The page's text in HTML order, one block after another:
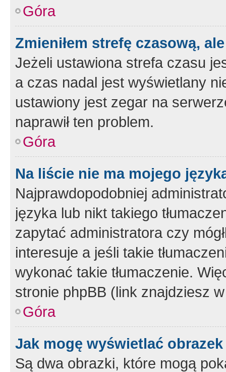
Góra
Zmieniłem strefę czasową,
Jeżeli ustawiona strefa czasu
a czas nadal jest wyświetlany
ustawiony jest zegar na
naprawił ten problem.
Góra
Na liście nie ma mojego
Najprawdopodobniej
języka lub nikt takiego
zapytać administratora czy
interesuje a jeśli takie
wykonać takie tłumaczenie.
stronie phpBB (link znajdziesz
Góra
Jak mogę wyświetlać
Są dwa obrazki, które mogą